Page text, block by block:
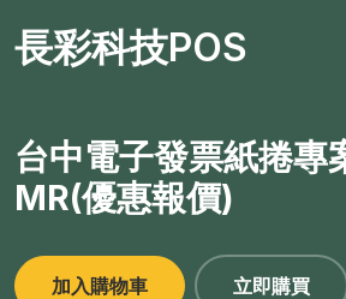
長彩科技POS
台中電子發票紙捲專
MR(優惠報價)
加入購物車 立即購買